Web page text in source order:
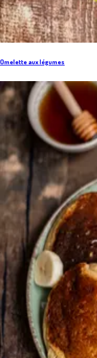
Omelette aux légumes